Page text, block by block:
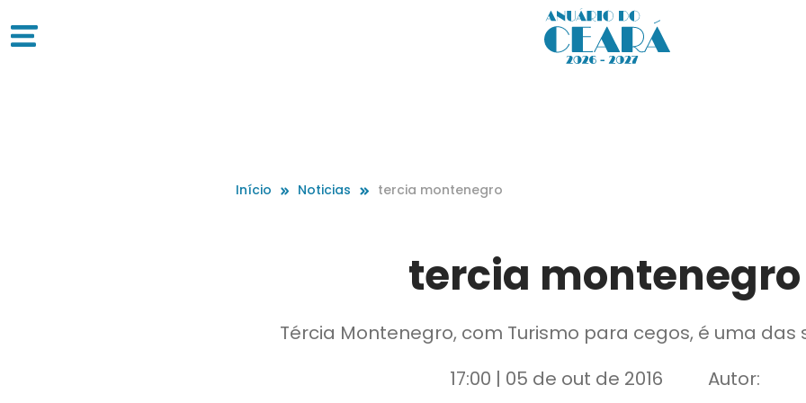
Início Noticias tercia montenegro
tercia montenegro
Tércia Montenegro, com Turismo para cegos, é uma das
17:00 | 05 de out de 2016
Autor: